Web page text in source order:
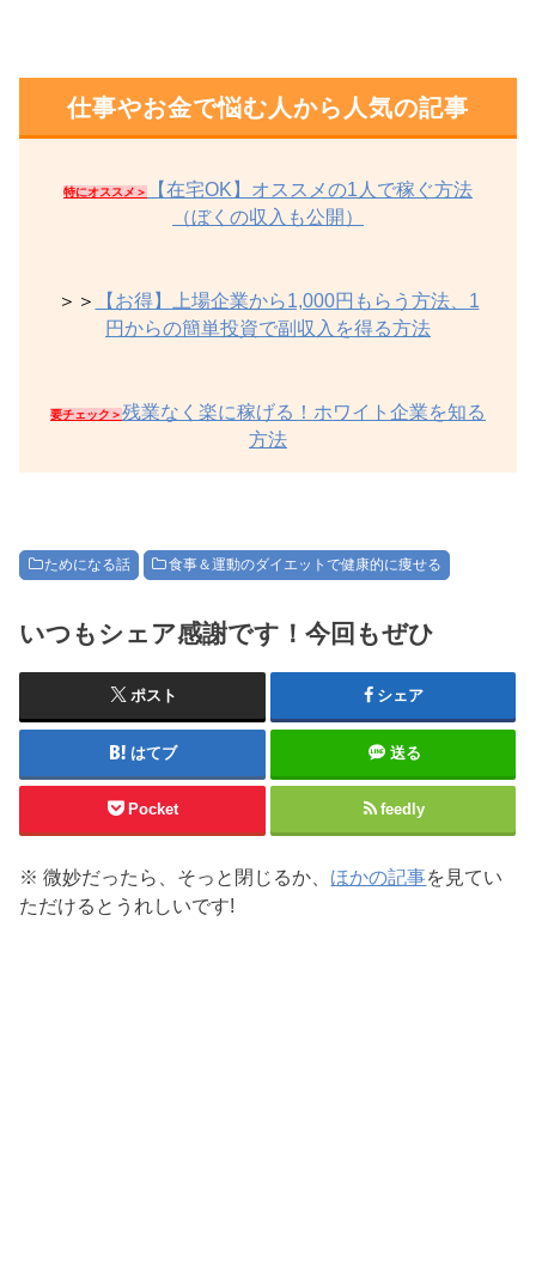
仕事やお金で悩む人から人気の記事
特にオススメ＞
【在宅OK】オススメの1人で稼ぐ方法
（ぼくの収入も公開）
＞＞
【お得】上場企業から1,000円もらう方法、1
円からの簡単投資で副収入を得る方法
要チェック＞残業なく楽に稼げる！ホワイト企業を知る
方法
ためになる話 食事＆運動のダイエットで健康的に痩せる
いつもシェア感謝です！今回もぜひ
ポスト シェア
はてブ 送る
Pocket feedly
※ 微妙だったら、そっと閉じるか、 ほかの記事を見てい
ただけるとうれしいです!